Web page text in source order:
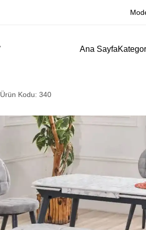
Ana Sayfa
Ürün Kodu: 340